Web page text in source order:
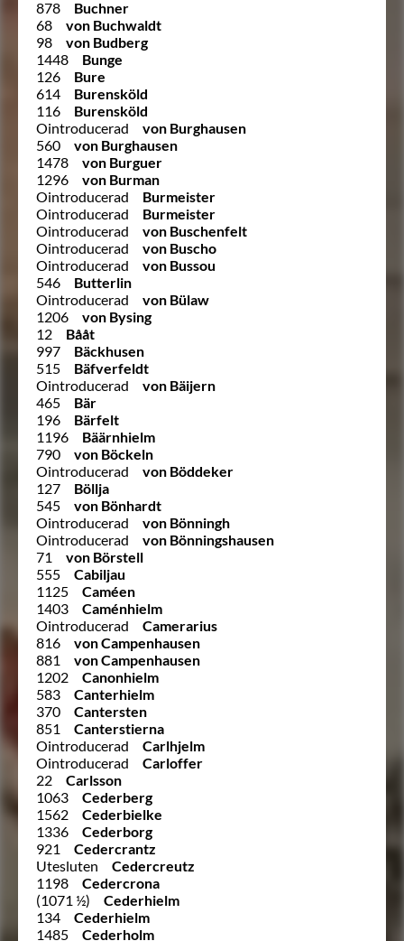
878
Buchner
68
von Buchwaldt
98
von Budberg
1448
Bunge
126
Bure
614
Burensköld
116
Burensköld
Ointroducerad
von Burghausen
560
von Burghausen
1478
von Burguer
1296
von Burman
Ointroducerad
Burmeister
Ointroducerad
Burmeister
Ointroducerad
von Buschenfelt
Ointroducerad
von Buscho
Ointroducerad
von Bussou
546
Butterlin
Ointroducerad
von Bülaw
1206
von Bysing
12
Bååt
997
Bäckhusen
515
Bäfverfeldt
Ointroducerad
von Bäijern
465
Bär
196
Bärfelt
1196
Bäärnhielm
790
von Böckeln
Ointroducerad
von Böddeker
127
Böllja
545
von Bönhardt
Ointroducerad
von Bönningh
Ointroducerad
von Bönningshausen
71
von Börstell
555
Cabiljau
1125
Caméen
1403
Caménhielm
Ointroducerad
Camerarius
816
von Campenhausen
881
von Campenhausen
1202
Canonhielm
583
Canterhielm
370
Cantersten
851
Canterstierna
Ointroducerad
Carlhjelm
Ointroducerad
Carloffer
22
Carlsson
1063
Cederberg
1562
Cederbielke
1336
Cederborg
921
Cedercrantz
Utesluten
Cedercreutz
1198
Cedercrona
(1071 ½)
Cederhielm
134
Cederhielm
1485
Cederholm